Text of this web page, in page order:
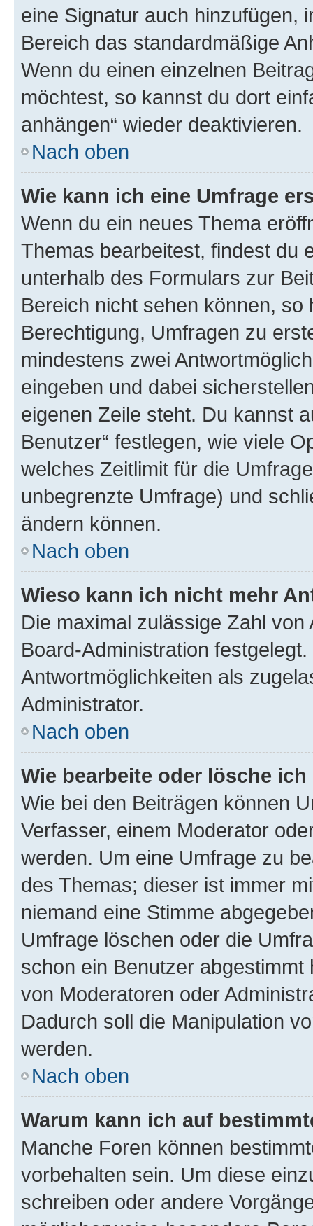
eine Signatur auch hinzufügen,
Bereich das standardmäßige
Wenn du einen einzelnen
möchtest, so kannst du dort
anhängen“ wieder deaktivieren.
Nach oben
Wie kann ich eine Umfrage
Wenn du ein neues Thema
Themas bearbeitest, findest du
unterhalb des Formulars zur
Bereich nicht sehen können,
Berechtigung, Umfragen zu
mindestens zwei
eingeben und dabei
eigenen Zeile steht. Du kannst
Benutzer“ festlegen, wie viele
welches Zeitlimit für die
unbegrenzte Umfrage) und
ändern können.
Nach oben
Wieso kann ich nicht mehr
Die maximal zulässige Zahl
Board-Administration
Antwortmöglichkeiten als
Administrator.
Nach oben
Wie bearbeite oder lösche
Wie bei den Beiträgen können
Verfasser, einem Moderator
werden. Um eine Umfrage zu
des Themas; dieser ist immer
niemand eine Stimme
Umfrage löschen oder die
schon ein Benutzer
von Moderatoren oder
Dadurch soll die Manipulation
werden.
Nach oben
Warum kann ich auf
Manche Foren können
vorbehalten sein. Um diese
schreiben oder andere